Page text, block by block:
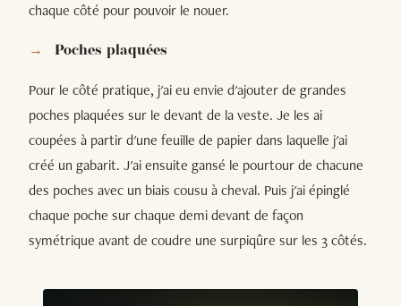
chaque côté pour pouvoir le nouer.
Poches plaquées
Pour le côté pratique, j'ai eu envie d'ajouter de grandes
poches plaquées sur le devant de la veste. Je les ai
coupées à partir d'une feuille de papier dans laquelle j'ai
créé un gabarit. J'ai ensuite gansé le pourtour de chacune
des poches avec un biais cousu à cheval. Puis j'ai épinglé
chaque poche sur chaque demi devant de façon
symétrique avant de coudre une surpiqûre sur les 3 côtés.